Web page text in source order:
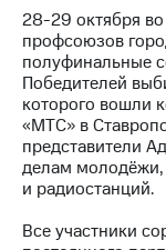
Медиа-центр
Пресс-
релизы
МТС
о
28-29 октября
профсоюзов
полуфинальные
Победителей
которого вошли
«МТС» в
представители
делам молодёжи,
и радиостанций.
Все участники